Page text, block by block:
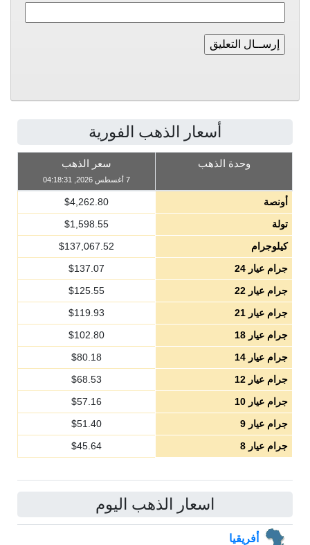
أسعار الذهب الفورية
وحدة الذهب سعر الذهب
7 أغسطس 2026, 04:18:31
أونصة $4,262.80
تولة
$1,598.55
كيلوجرام
$137,067.52
جرام عيار 24
$137.07
جرام عيار 22
$125.55
جرام عيار 21
$119.93
جرام عيار 18
$102.80
جرام عيار 14
$80.18
جرام عيار 12
$68.53
جرام عيار 10
$57.16
جرام عيار 9
$51.40
جرام عيار 8
$45.64
اسعار الذهب اليوم
أفريقيا